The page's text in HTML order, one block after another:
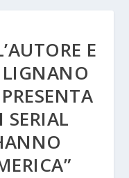
E
SERIAL